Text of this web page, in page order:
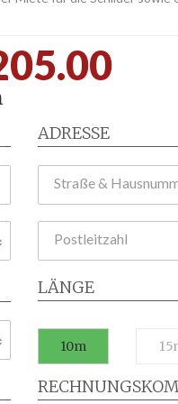
ADRESSE
Straße &
Postleitzahl
LÄNGE
10m